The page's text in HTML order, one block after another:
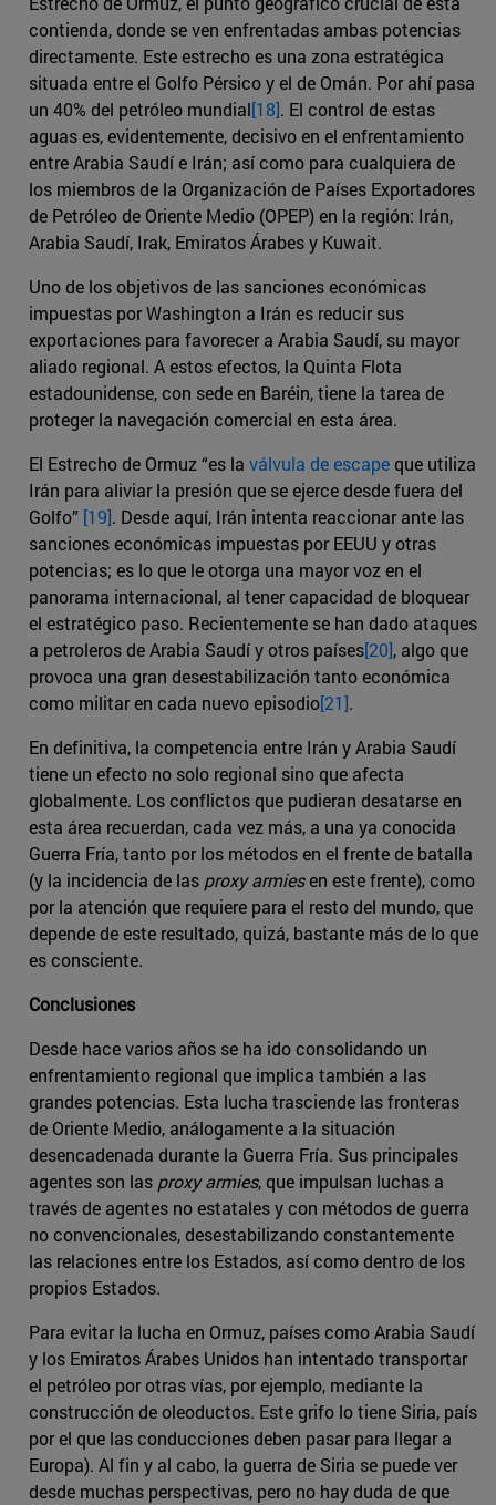
contienda, donde se ven enfrentadas ambas potencias
directamente. Este estrecho es una zona estratégica
situada entre el Golfo Pérsico y el de Omán. Por ahí pasa
un 40% del petróleo mundial[18]. El control de estas
aguas es, evidentemente, decisivo en el enfrentamiento
entre Arabia Saudí e Irán; así como para cualquiera de
los miembros de la Organización de Países Exportadores
de Petróleo de Oriente Medio (OPEP) en la región: Irán,
Arabia Saudí, Irak, Emiratos Árabes y Kuwait.
Uno de los objetivos de las sanciones económicas
impuestas por Washington a Irán es reducir sus
exportaciones para favorecer a Arabia Saudí, su mayor
aliado regional. A estos efectos, la Quinta Flota
estadounidense, con sede en Baréin, tiene la tarea de
proteger la navegación comercial en esta área.
El Estrecho de Ormuz “es la válvula de escapeque utiliza
Irán para aliviar la presión que se ejerce desde fuera del
Golfo” [19]. Desde aquí, Irán intenta reaccionar ante las
sanciones económicas impuestas por EEUU y otras
potencias; es lo que le otorga una mayor voz en el
panorama internacional, al tener capacidad de bloquear
el estratégico paso. Recientemente se han dado ataques
a petroleros de Arabia Saudí y otros países[20], algo que
provoca una gran desestabilización tanto económica
como militar en cada nuevo episodio[21].
En definitiva, la competencia entre Irán y Arabia Saudí
tiene un efecto no solo regional sino que afecta
globalmente. Los conflictos que pudieran desatarse en
esta área recuerdan, cada vez más, a una ya conocida
Guerra Fría, tanto por los métodos en el frente de batalla
(y la incidencia de las proxy armiesen este frente), como
por la atención que requiere para el resto del mundo, que
depende de este resultado, quizá, bastante más de lo que
es consciente.
Conclusiones
Desde hace varios años se ha ido consolidando un
enfrentamiento regional que implica también a las
grandes potencias. Esta lucha trasciende las fronteras
de Oriente Medio, análogamente a la situación
desencadenada durante la Guerra Fría. Sus principales
agentes son las proxy armies, que impulsan luchas a
través de agentes no estatales y con métodos de guerra
no convencionales, desestabilizando constantemente
las relaciones entre los Estados, así como dentro de los
propios Estados.
Para evitar la lucha en Ormuz, países como Arabia Saudí
y los Emiratos Árabes Unidos han intentado transportar
el petróleo por otras vías, por ejemplo, mediante la
construcción de oleoductos. Este grifo lo tiene Siria, país
por el que las conducciones deben pasar para llegar a
Europa). Al fin y al cabo, la guerra de Siria se puede ver
desde muchas perspectivas, pero no hay duda de que